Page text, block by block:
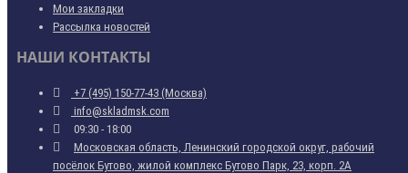
Мои закладки
Рассылка новостей
НАШИ КОНТАКТЫ
+7 (495) 150-77-43 (Москва)
info@skladmsk.com
09:30 - 18:00
Московская область, Ленинский городской округ, рабочий
посёлок Бутово, жилой комплекс Бутово Парк, 23, корп. 2А